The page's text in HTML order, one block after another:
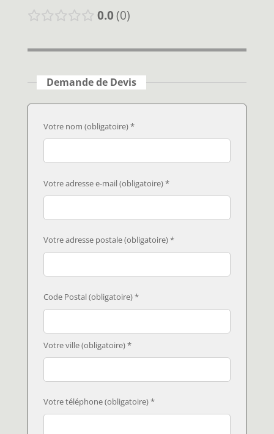
0.0 0
Demande de Devis
Votre nom (obligatoire) *
Votre adresse e-mail (obligatoire) *
Votre adresse postale (obligatoire) *
Code Postal (obligatoire) *
Votre ville (obligatoire) *
Votre téléphone (obligatoire) *